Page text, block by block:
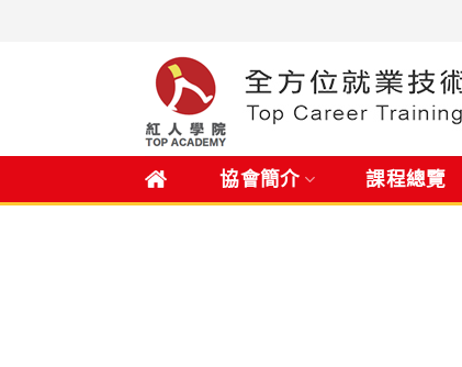
. 協會簡介 課程總覽